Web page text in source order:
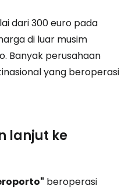
dari 300 euro pada
di luar musim
Banyak perusahaan
yang beroperasi
lanjut ke
beroperasi